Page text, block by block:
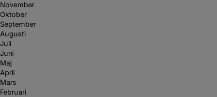
November
Oktober
September
Augusti
Juli
Juni
Maj
April
Mars
Februari